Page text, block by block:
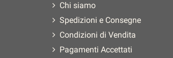
Chi siamo
Spedizioni e Consegne
Condizioni di Vendita
Pagamenti Accettati